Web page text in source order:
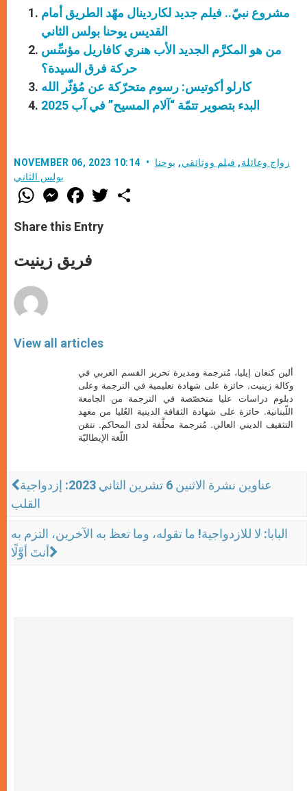
مشروع نبيّ.. فيلم جديد لكاردينال مهّد الطريق أمام
القديس يوحنا بولس الثاني
من هو المكرَّم الجديد الأب هنري كافاريل مؤسِّس
حركة فرق السيدة؟
كارلو أكوتيس: رسوم متحرّكة عن مُؤثّر الله
البدء بتصوير تتمّة “آلام المسيح” في آب 2025
NOVEMBER 06, 2023 10:14 زواج وعائلة, فيلم ووثائقي, يوحنا
بولس الثاني
W
h
t
s
p
p
M
e
s
e
g
e
F
a
e
b
o
k
T
w
Share this Entry
فريق زينيت
View all articles
ألين كنعان إيليا، مُترجمة ومديرة تحرير القسم العربي في
وكالة زينيت. حائزة على شهادة تعليمية في الترجمة وعلى
دبلوم دراسات عليا متخصّصة في الترجمة من الجامعة
اللّبنانية. حائزة على شهادة الثقافة الدينية العُليا من معهد
التثقيف الديني العالي. مُترجمة محلَّفة لدى المحاكم. تتقن
اللّغة الإيطاليّة
عناوين نشرة الاثنين 6 تشرين الثاني 2023: إزدواجية
القلب
البابا: لا للازدواجية! ما تقوله، وما تعظ به الآخرين، التزم به
أنتَ أوَّلًا